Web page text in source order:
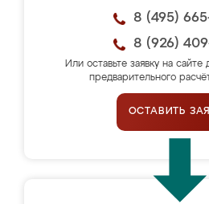
8 (495)
8 (926)
Или оставьте заявку на сайте
предварительного
ОСТАВИТЬ